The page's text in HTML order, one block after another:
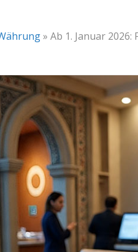
» Ab 1. Januar